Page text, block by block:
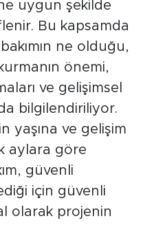
uygun şekilde
Bu kapsamda
ne olduğu,
önemi,
ve gelişimsel
bilgilendiriliyor.
yaşına ve gelişim
aylara göre
güvenli
için güvenli
olarak projenin